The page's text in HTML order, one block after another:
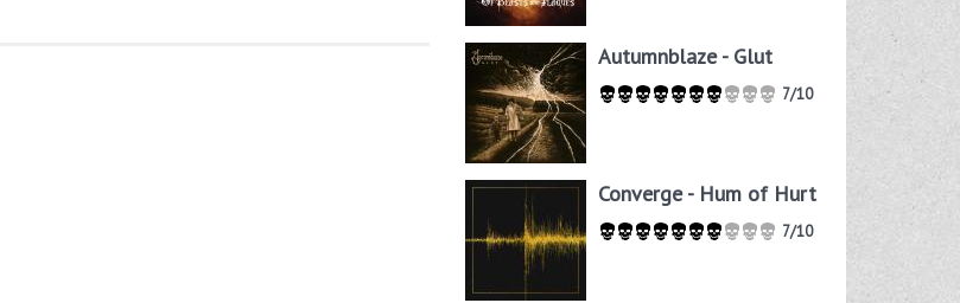
Autumnblaze - Glut
7/10
Converge - Hum of Hurt
7/10